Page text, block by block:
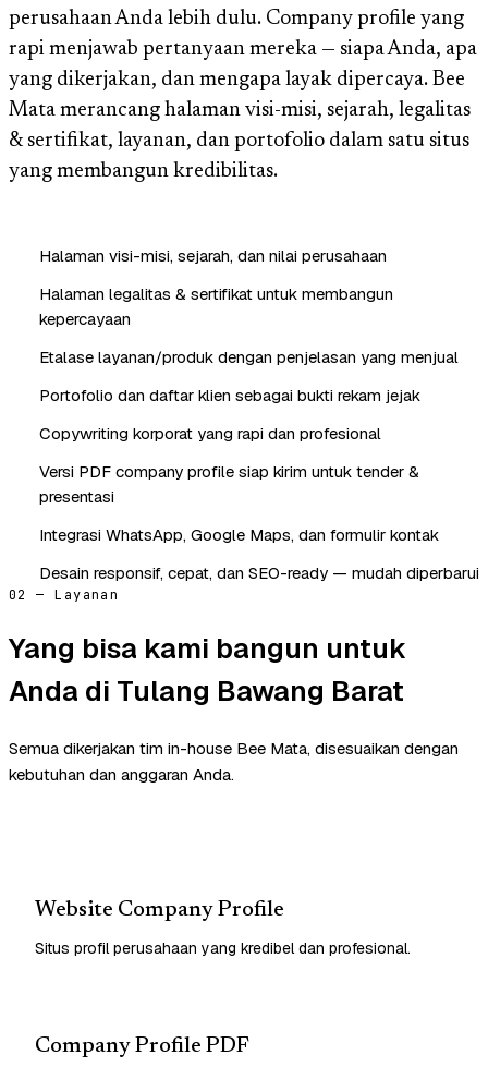
perusahaan Anda lebih dulu. Company profile yang
rapi menjawab pertanyaan mereka — siapa Anda, apa
yang dikerjakan, dan mengapa layak dipercaya. Bee
Mata merancang halaman visi-misi, sejarah, legalitas
& sertifikat, layanan, dan portofolio dalam satu situs
yang membangun kredibilitas.
Halaman visi-misi, sejarah, dan nilai perusahaan
Halaman legalitas & sertifikat untuk membangun
kepercayaan
Etalase layanan/produk dengan penjelasan yang menjual
Portofolio dan daftar klien sebagai bukti rekam jejak
Copywriting korporat yang rapi dan profesional
Versi PDF company profile siap kirim untuk tender &
presentasi
Integrasi WhatsApp, Google Maps, dan formulir kontak
Desain responsif, cepat, dan SEO-ready — mudah diperbarui
02 — Layanan
Yang bisa kami bangun untuk
Anda di Tulang Bawang Barat
Semua dikerjakan tim in-house Bee Mata, disesuaikan dengan
kebutuhan dan anggaran Anda.
Website Company Profile
Situs profil perusahaan yang kredibel dan profesional.
Company Profile PDF